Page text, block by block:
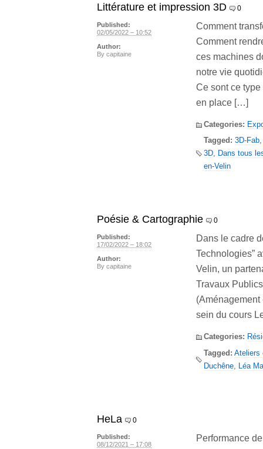
Littérature et impression 3D 0
Comment
Comment
ces machines
notre vie
Ce sont ce
en place […]
Categories:
Tagged: 3D-Fab
3D, Dans tous
en-Velin
Published:
02/05/2022 – 10:52
Author:
By capitaine
Poésie & Cartographie 0
Dans le cadre
Technologies”
Velin, un
Travaux
sein du cours
Categories:
Tagged: Ateliers
Duchêne
Léa
Published:
17/02/2022 – 18:02
Author:
By capitaine
HeLa 0
Performance
Published:
08/12/2021 – 17:08